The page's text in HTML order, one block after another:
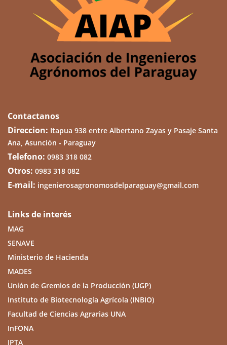
Contactanos
Direccion: Itapua 938 entre Albertano Zayas y Pasaje Santa
Ana, Asunción - Paraguay
Telefono: 0983 318 082
Otros: 0983 318 082
E-mail: ingenierosagronomosdelparaguay@gmail.com
Links de interés
MAG
SENAVE
Ministerio de Hacienda
MADES
Unión de Gremios de la Producción (UGP)
Instituto de Biotecnología Agrícola (INBIO)
Facultad de Ciencias Agrarias UNA
InFONA
IPTA